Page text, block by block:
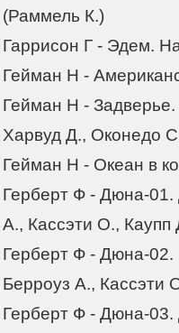
(Раммель К.)
Гаррисон Г - Эдем.
Гейман Н -
Гейман Н -
Харвуд Д., Оконедо
Гейман Н - Океан в
Герберт Ф - Дюна-01.
А., Кассэти О.,
Герберт Ф - Дюна-
Берроуз А., Кассэти
Герберт Ф - Дюна-